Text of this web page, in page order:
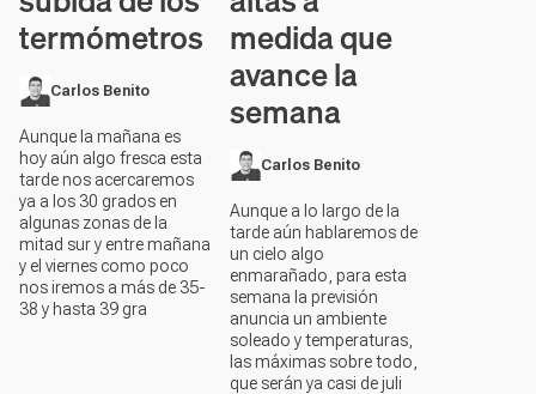
termómetros
Carlos Benito
Aunque la mañana es
hoy aún algo fresca esta
tarde nos acercaremos
ya a los 30 grados en
algunas zonas de la
mitad sur y entre mañana
y el viernes como poco
nos iremos a más de 35-
38 y hasta 39 gra
medida que
avance la
semana
Carlos Benito
Aunque a lo largo de la
tarde aún hablaremos de
un cielo algo
enmarañado, para esta
semana la previsión
anuncia un ambiente
soleado y temperaturas,
las máximas sobre todo,
que serán ya casi de juli